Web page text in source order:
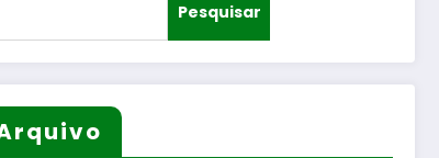
Pesquisar